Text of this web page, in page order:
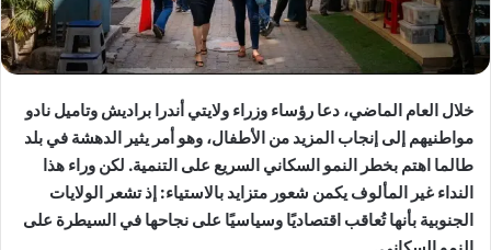
خلال العام الماضي، دعا رؤساء وزراء ولايتي أندرا براديش وتاميل نادو
مواطنيهم إلى إنجاب المزيد من الأطفال، وهو أمر يثير الدهشة في بلد
طالما اهتم بخطر النمو السكاني السريع على التنمية. لكن وراء هذا
النداء غير المألوف يكمن شعور متزايد بالاستياء: إذ تشعر الولايات
الجنوبية بأنها تُعاقب اقتصاديًا وسياسيًا على نجاحها في السيطرة على